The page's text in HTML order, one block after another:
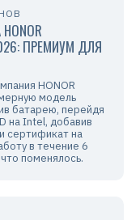
ПРЕМИУМ ДЛЯ
HONOR
модель
батарею, перейдя
на Intel, добавив
сертификат на
в течение 6
поменялось.